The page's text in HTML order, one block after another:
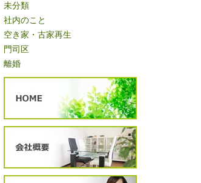
未分類
社内のこと
空き家・古家再生
門司区
離婚